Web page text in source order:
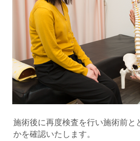
施術後に再度検査を行い施術前と
かを確認いたします。